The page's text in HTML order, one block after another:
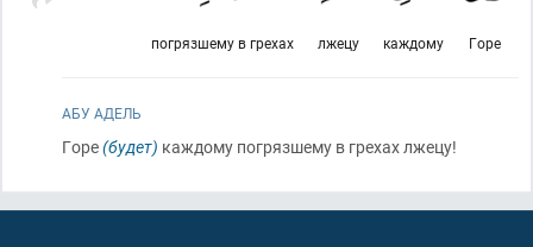
Горе
каждому
лжецу
погрязшему в грехах
АБУ АДЕЛЬ
Горе(будет) каждому погрязшему в грехах лжецу!